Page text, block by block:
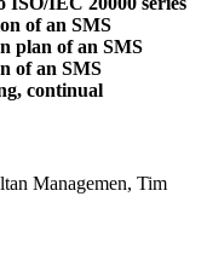
of an SMS
plan of an SMS
of an SMS
continual
Managemen, Tim